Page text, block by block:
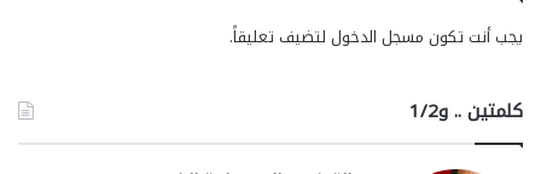
يجب أنت تكون مسجل الدخول لتضيف تعليقاً.
كلمتين .. و1/2